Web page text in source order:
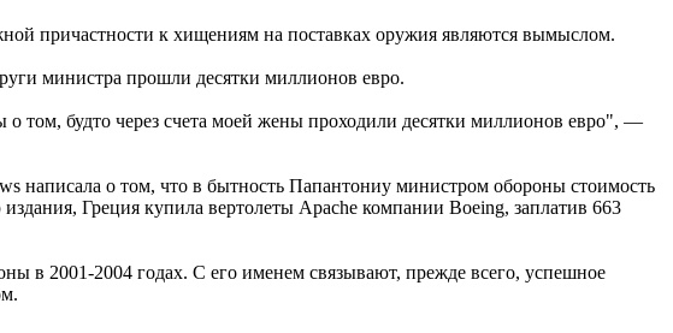
причастности к хищениям на поставках оружия являются вымыслом.
министра прошли десятки миллионов евро.
о том, будто через счета моей жены проходили десятки миллионов евро", —
написала о том, что в бытность Папантониу министром обороны стоимость
Греция купила вертолеты Apache компании Boeing, заплатив 663
в 2001-2004 годах. С его именем связывают, прежде всего, успешное